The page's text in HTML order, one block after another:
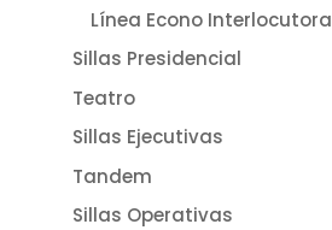
Línea Econo Interlocutora
Sillas Presidencial
Teatro
Sillas Ejecutivas
Tandem
Sillas Operativas